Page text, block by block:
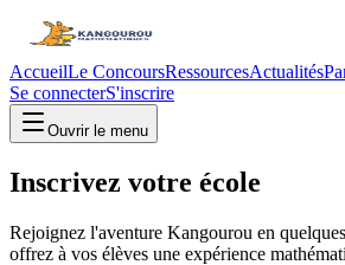
AccueilLe ConcoursRessourcesActualités
Se connecterS'inscrire
Ouvrir le menu
Inscrivez votre école
Rejoignez l'aventure Kangourou en
offrez à vos élèves une expérience